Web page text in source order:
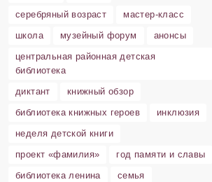
серебряный возраст
мастер-класс
школа
музейный форум
анонсы
центральная районная детская
библиотека
диктант
книжный обзор
библиотека книжных героев
инклюзия
неделя детской книги
проект «фамилия»
год памяти и славы
библиотека ленина
семья